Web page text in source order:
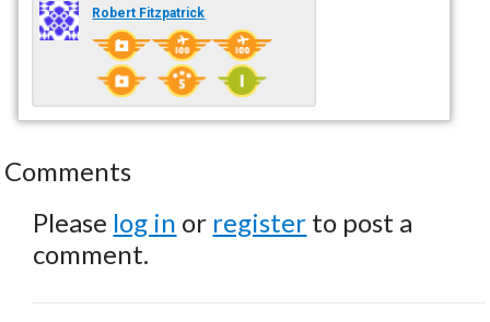
Robert Fitzpatrick
Comments
Please log in or register to post a
comment.